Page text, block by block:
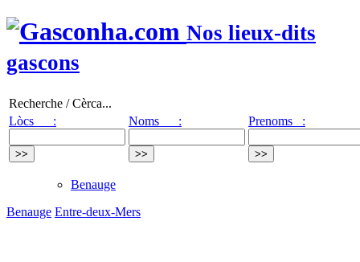
Nos lieux-dits
gascons
Recherche / Cèrca...
Lòcs :
Noms : Prenoms :
Benauge
Benauge Entre-deux-Mers